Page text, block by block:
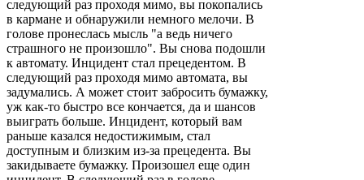
следующий раз проходя мимо, вы покопались
в кармане и обнаружили немного мелочи. В
голове пронеслась мысль "а ведь ничего
страшного не произошло". Вы снова подошли
к автомату. Инцидент стал прецедентом. В
следующий раз проходя мимо автомата, вы
задумались. А может стоит забросить бумажку,
уж как-то быстро все кончается, да и шансов
выиграть больше. Инцидент, который вам
раньше казался недостижимым, стал
доступным и близким из-за прецедента. Вы
закидываете бумажку. Произошел еще один